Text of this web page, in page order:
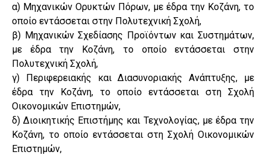
α) Μηχανικών Ορυκτών Πόρων, με έδρα την Κοζάνη, το
οποίο εντάσσεται στην Πολυτεχνική Σχολή,
β) Μηχανικών Σχεδίασης Προϊόντων και Συστημάτων,
με έδρα την Κοζάνη, το οποίο εντάσσεται στην
Πολυτεχνική Σχολή,
γ) Περιφερειακής και Διασυνοριακής Ανάπτυξης, με
έδρα την Κοζάνη, το οποίο εντάσσεται στη Σχολή
Οικονομικών Επιστημών,
δ) Διοικητικής Επιστήμης και Τεχνολογίας, με έδρα την
Κοζάνη, το οποίο εντάσσεται στη Σχολή Οικονομικών
Επιστημών,